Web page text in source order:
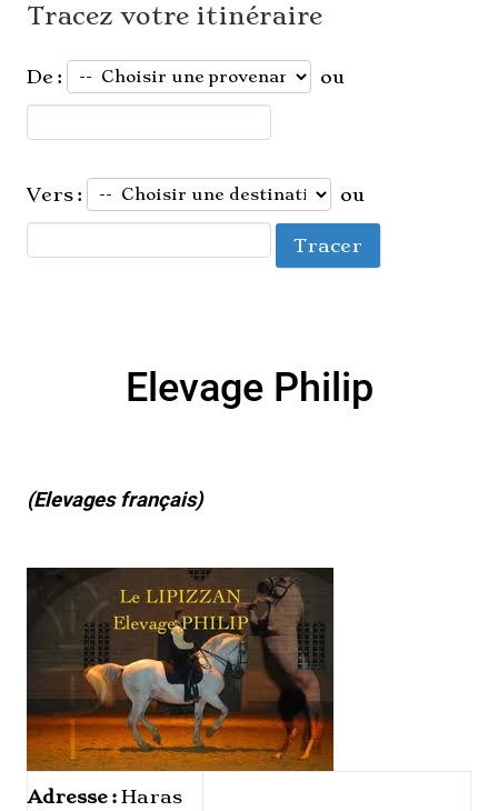
Tracez votre itinéraire
De : ou
Vers : ou
Elevage Philip
(Elevages français)
Adresse : Haras